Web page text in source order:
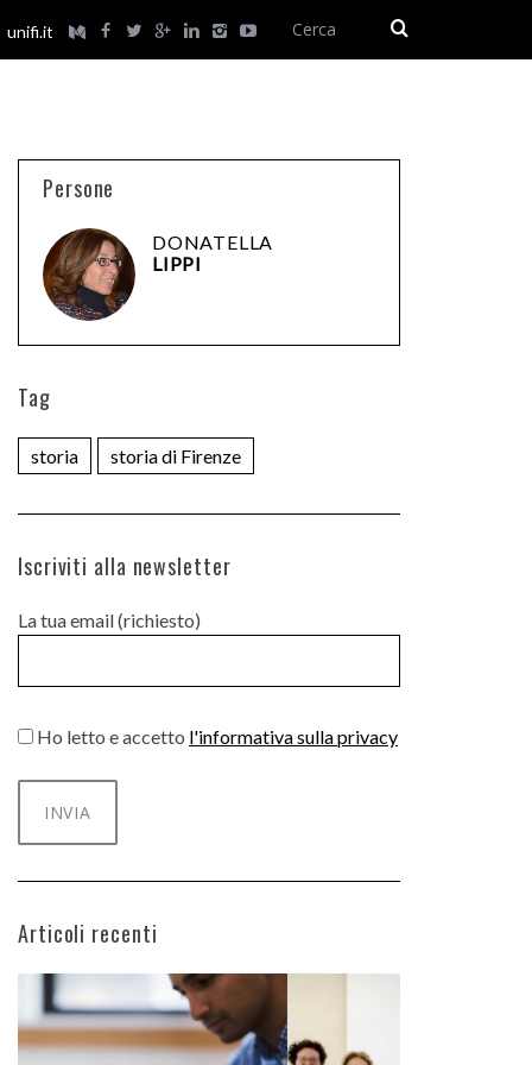
unifi.it
Persone
DONATELLA
LIPPI
Tag
storia storia di Firenze
Iscriviti alla newsletter
La tua email (richiesto)
Ho letto e accetto l'informativa sulla privacy
Articoli recenti